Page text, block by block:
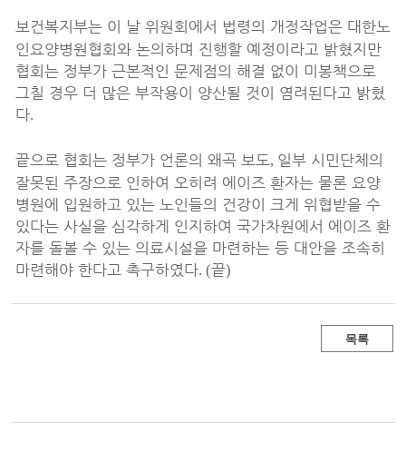
보건복지부는 이 날 위원회에서 법령의 개정작업은 대한노
인요양병원협회와 논의하며 진행할 예정이라고 밝혔지만
협회는 정부가 근본적인 문제점의 해결 없이 미봉책으로
그칠 경우 더 많은 부작용이 양산될 것이 염려된다고 밝혔
다.
끝으로 협회는 정부가 언론의 왜곡 보도, 일부 시민단체의
잘못된 주장으로 인하여 오히려 에이즈 환자는 물론 요양
병원에 입원하고 있는 노인들의 건강이 크게 위협받을 수
있다는 사실을 심각하게 인지하여 국가차원에서 에이즈 환
자를 돌볼 수 있는 의료시설을 마련하는 등 대안을 조속히
마련해야 한다고 촉구하였다. (끝)
목록